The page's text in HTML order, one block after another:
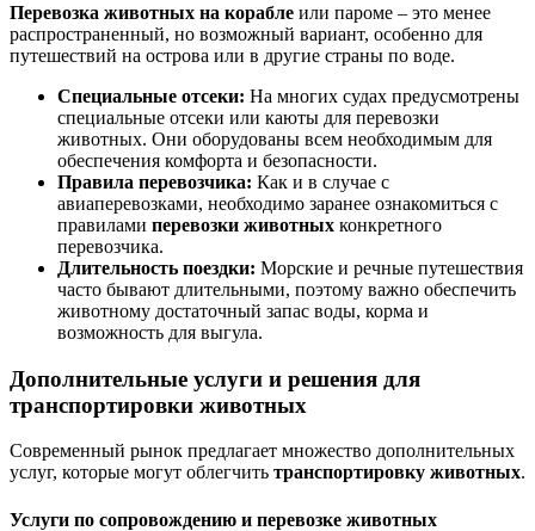
Перевозка животных на корабле или пароме – это менее
распространенный, но возможный вариант, особенно для
путешествий на острова или в другие страны по воде.
Специальные отсеки: На многих судах предусмотрены
специальные отсеки или каюты для перевозки
животных. Они оборудованы всем необходимым для
обеспечения комфорта и безопасности.
Правила перевозчика: Как и в случае с
авиаперевозками, необходимо заранее ознакомиться с
правилами перевозки животных конкретного
перевозчика.
Длительность поездки: Морские и речные путешествия
часто бывают длительными, поэтому важно обеспечить
животному достаточный запас воды, корма и
возможность для выгула.
Дополнительные услуги и решения для
транспортировки животных
Современный рынок предлагает множество дополнительных
услуг, которые могут облегчить транспортировку животных.
Услуги по сопровождению и перевозке животных